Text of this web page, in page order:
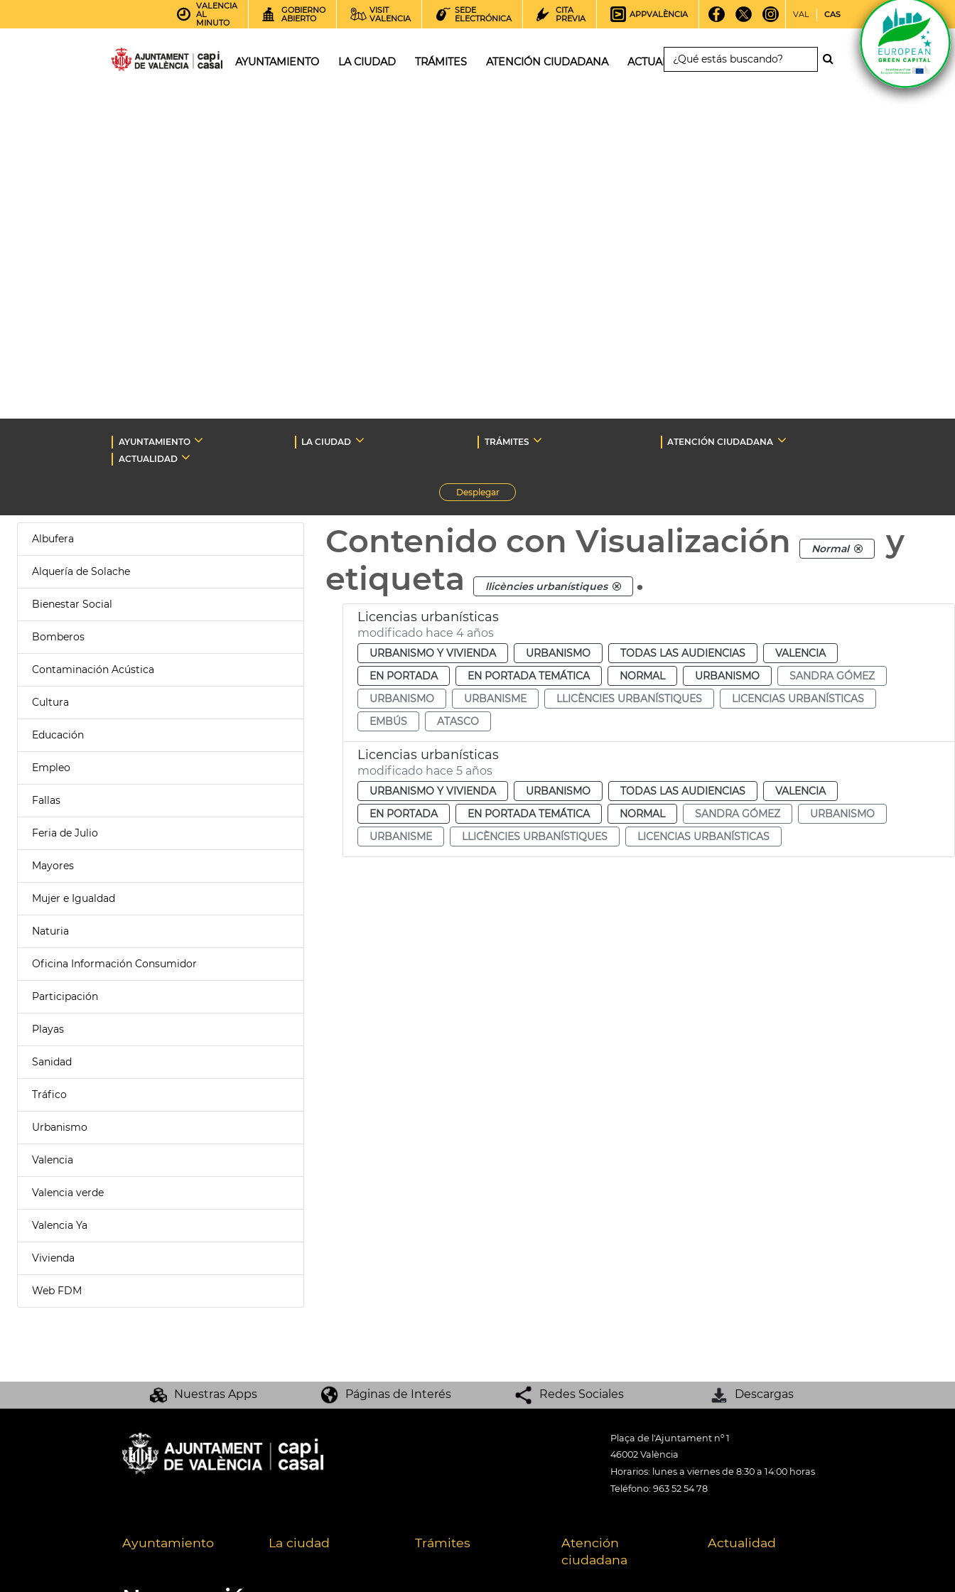
VALENCIA
AL
MINUTO
GOBIERNO
ABIERTO
VISIT
VALENCIA
SEDE
ELECTRÓNICA
CITA
PREVIA
APPVALÈNCIA VAL CAS
AYUNTAMIENTO LA CIUDAD TRÁMITES ATENCIÓN CIUDADANA ACTUALIDAD
AYUNTAMIENTO LA CIUDAD TRÁMITES
ATENCIÓN CIUDADANA
ACTUALIDAD
Desplegar
Albufera
Alquería de Solache
Bienestar Social
Bomberos
Contaminación Acústica
Cultura
Educación
Empleo
Fallas
Feria de Julio
Mayores
Mujer e Igualdad
Naturia
Oficina Información Consumidor
Participación
Playas
Sanidad
Tráfico
Urbanismo
Valencia
Valencia verde
Valencia Ya
Vivienda
Web FDM
Contenido con Visualización Normal
y
etiqueta
llicències urbanístiques .
Licencias urbanísticas
modificado hace 4 años
URBANISMO Y VIVIENDA URBANISMO TODAS LAS AUDIENCIAS
VALENCIA
EN PORTADA
EN PORTADA TEMÁTICA NORMAL URBANISMO
SANDRA GÓMEZ
URBANISMO
URBANISME LLICÈNCIES URBANÍSTIQUES
LICENCIAS URBANÍSTICAS
EMBÚS
ATASCO
Licencias urbanísticas
modificado hace 5 años
URBANISMO Y VIVIENDA URBANISMO TODAS LAS AUDIENCIAS
VALENCIA
EN PORTADA
EN PORTADA TEMÁTICA NORMAL SANDRA GÓMEZ
URBANISMO
URBANISME
LLICÈNCIES URBANÍSTIQUES LICENCIAS URBANÍSTICAS
Nuestras Apps Páginas de Interés Redes Sociales Descargas
Plaça de l'Ajuntament nº 1
46002 València
Horarios: lunes a viernes de 8:30 a 14:00 horas
Teléfono: 963 52 54 78
Ayuntamiento La ciudad Trámites
Atención
ciudadana
Actualidad